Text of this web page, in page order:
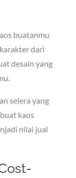
buatanmu
dari
desain yang
selera yang
kaos
nilai jual